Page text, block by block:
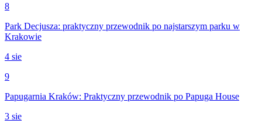
8
Park Decjusza: praktyczny przewodnik po najstarszym parku w
Krakowie
4 sie
9
Papugarnia Kraków: Praktyczny przewodnik po Papuga House
3 sie